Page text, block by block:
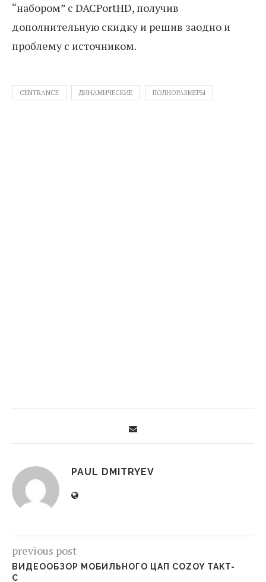
“набором” с DACPortHD, получив
дополнительную скидку и решив заодно и
проблему с источником.
CENTRANCE ДИНАМИЧЕСКИЕ ПОЛНОРАЗМЕРЫ
PAUL DMITRYEV
previous post
ВИДЕООБЗОР МОБИЛЬНОГО ЦАП COZOY TAKT-
C